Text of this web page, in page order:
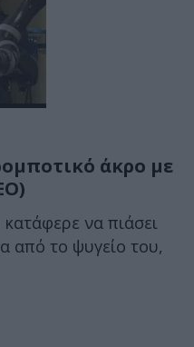
άκρο με
να πιάσει
από το ψυγείο του,